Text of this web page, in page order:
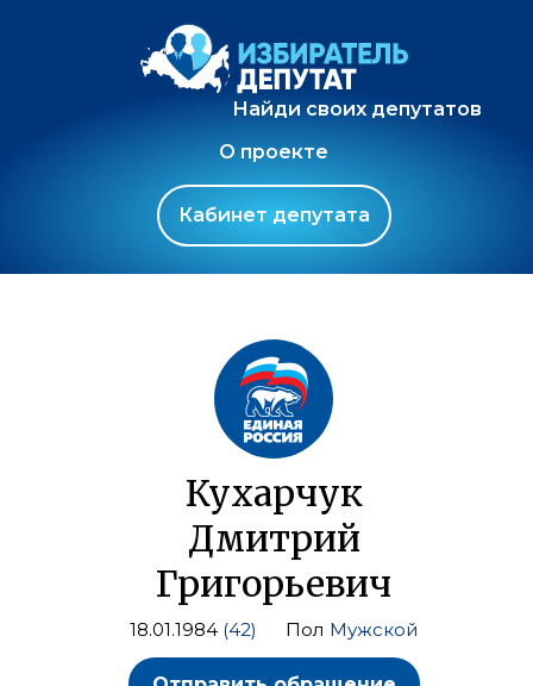
Найди своих депутатов
О проекте
Кабинет депутата
Кухарчук
Дмитрий
Григорьевич
18.01.1984 (42) Пол Мужской